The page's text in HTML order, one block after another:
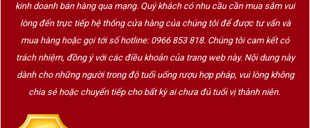
kinh doanh bán hàng qua mạng. Quý khách có nhu cầu cần mua sắm vui
lòng đến trực tiếp hệ thống cửa hàng của chúng tôi để được tư vấn và
mua hàng hoặc gọi tới số hotline: 0966 853 818. Chúng tôi cam kết có
trách nhiệm, đồng ý với các điều khoản của trang web này. Nội dung này
dành cho những người trong độ tuổi uống rượu hợp pháp, vui lòng không
chia sẻ hoặc chuyển tiếp cho bất kỳ ai chưa đủ tuổi vị thành niên.